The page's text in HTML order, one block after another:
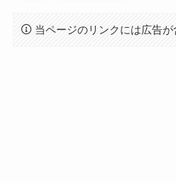
当ページのリンクには広告が